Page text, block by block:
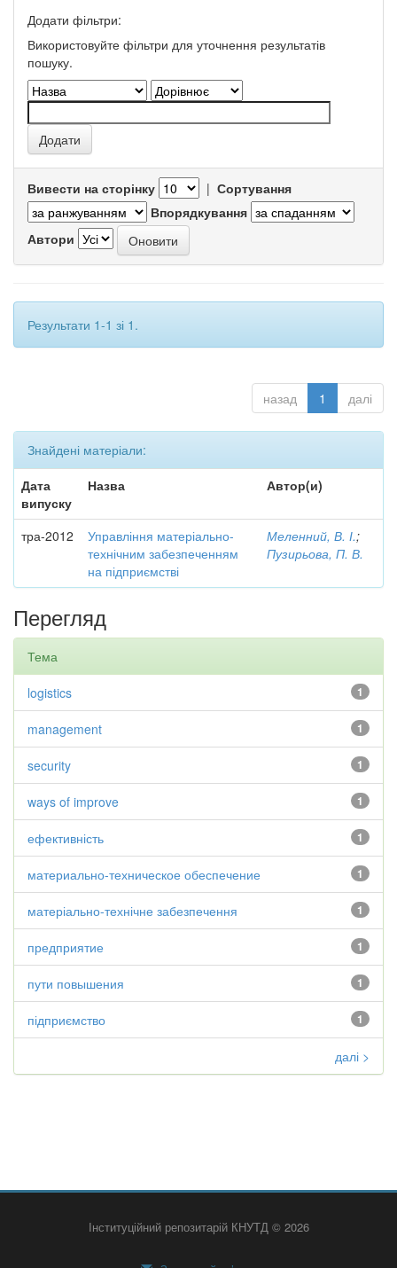
Додати фільтри:
Використовуйте фільтри для уточнення результатів
пошуку.
Вивести на сторінку | Сортування
Впорядкування
Автори
Результати 1-1 зі 1.
назад 1 далі
Знайдені матеріали:
Дата
випуску
Назва Автор(и)
тра-2012
Управління матеріально-
технічним забезпеченням
на підприємстві
Меленний, В. І.;
Пузирьова, П. В.
Перегляд
Тема
1
logistics
1
management
1
security
1
ways of improve
1
ефективність
1
материально-техническое обеспечение
1
матеріально-технічне забезпечення
1
предприятие
1
пути повышения
1
підприємство
далі >
Інституційний репозитарій КНУТД © 2026